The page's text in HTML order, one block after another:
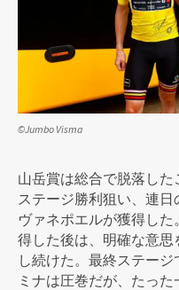
©Jumbo Visma
山岳賞は総合で脱落し
ステージ勝利狙い、連
ヴァネポエルが獲得し
得した後は、明確な意
し続けた。最終ステー
ミナは圧巻だが、たっ